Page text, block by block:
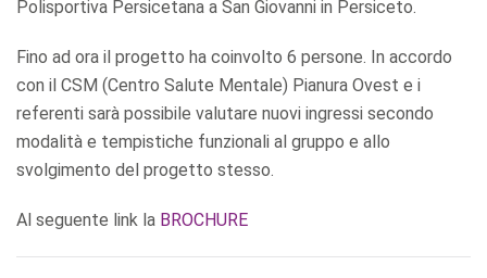
Polisportiva Persicetana a San Giovanni in Persiceto.
Fino ad ora il progetto ha coinvolto 6 persone. In accordo
con il CSM (Centro Salute Mentale) Pianura Ovest e i
referenti sarà possibile valutare nuovi ingressi secondo
modalità e tempistiche funzionali al gruppo e allo
svolgimento del progetto stesso.
Al seguente link la BROCHURE